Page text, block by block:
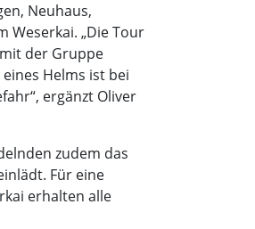
Neuhaus,
Weserkai. „Die Tour
der Gruppe
Helms ist bei
ergänzt Oliver
zudem das
Für eine
erhalten alle